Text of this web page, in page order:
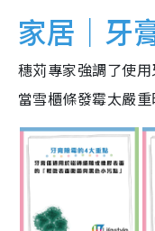
家居｜牙
穗苅專家強調了使
當雪櫃條發霉太嚴